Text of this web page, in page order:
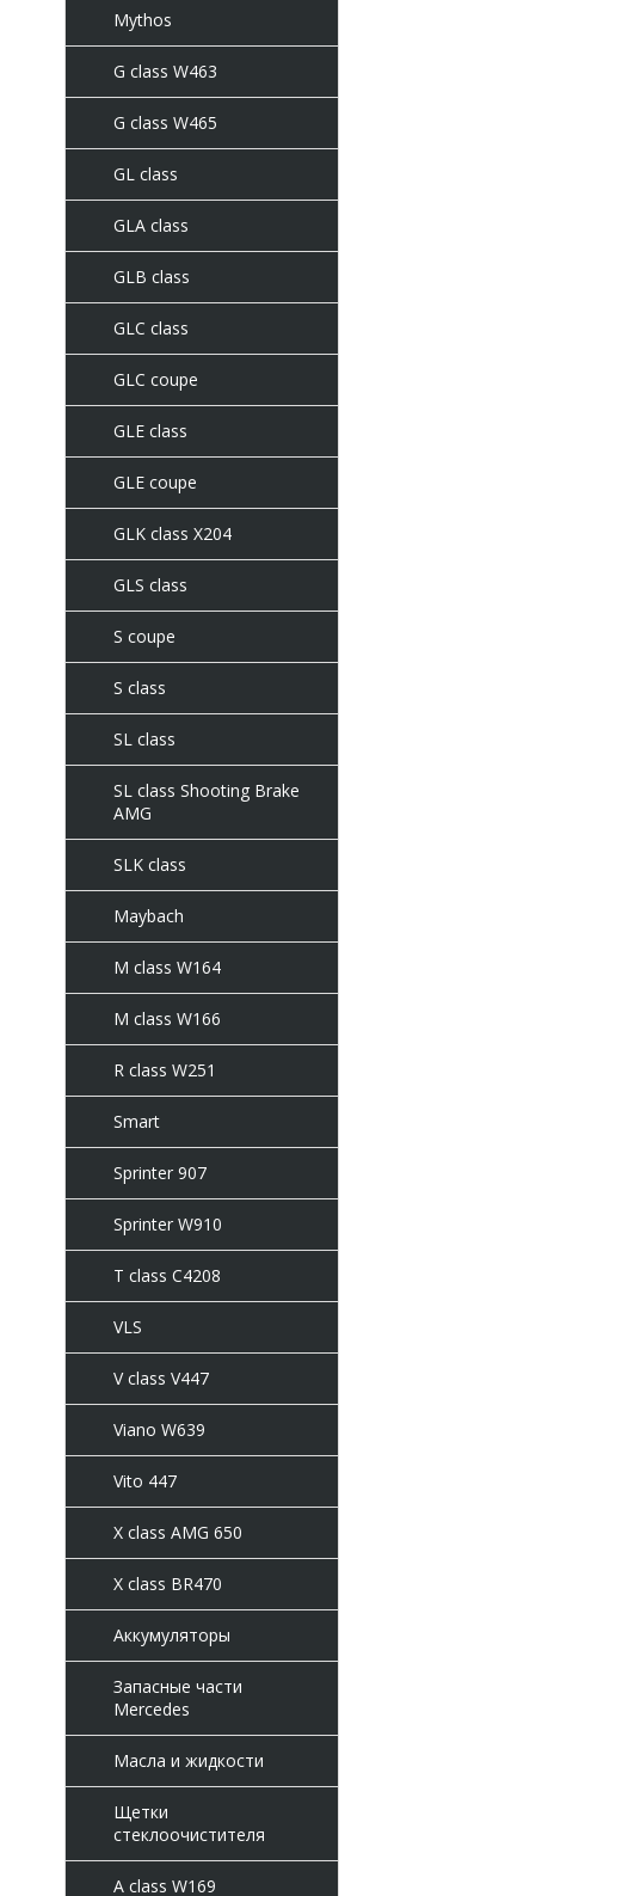
Mythos
G class W463
G class W465
GL class
GLA class
GLB class
GLC class
GLC coupe
GLE class
GLE coupe
GLK class X204
GLS class
S coupe
S class
SL class
SL class Shooting Brake
AMG
SLK class
Maybach
M class W164
M class W166
R class W251
Smart
Sprinter 907
Sprinter W910
T class C4208
VLS
V class V447
Viano W639
Vito 447
X class AMG 650
X class BR470
Аккумуляторы
Запасные части
Mercedes
Масла и жидкости
Щетки
стеклоочистителя
A class W169